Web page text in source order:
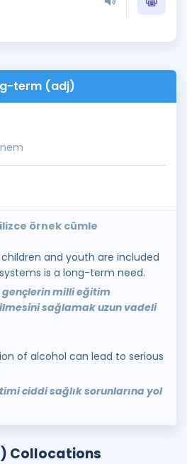
term (adj)
örnek cümle
and youth are included
is a long-term need.
gençlerin milli eğitim
sağlamak uzun vadeli
of alcohol can lead to serious
ciddi sağlık sorunlarına yol
Collocations